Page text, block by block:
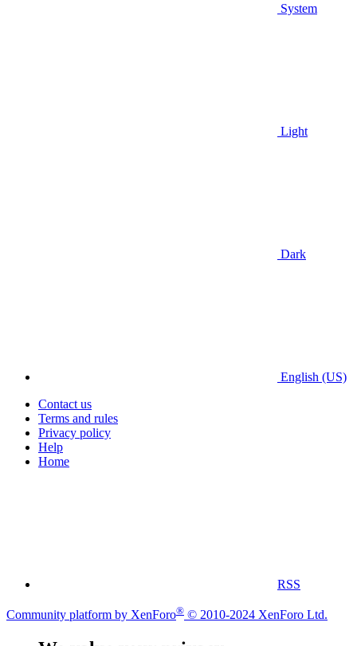
System
Light
Dark
English (US)
Contact us
Terms and rules
Privacy policy
Help
Home
RSS
Community platform by XenForo® © 2010-2024 XenForo Ltd.